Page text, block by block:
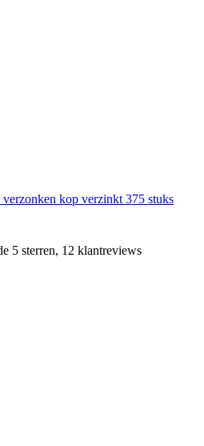
kop verzinkt 375 stuks
5 sterren, 12 klantreviews